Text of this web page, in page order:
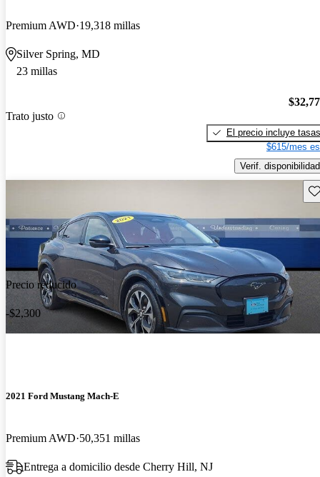
Premium AWD 19,318 millas
Silver Spring, MD
23 millas
Trato justo
El precio incluye tasas
$615/mes
Verif. disponibilidad
Precio reducido
-$2,300
2021 Ford Mustang Mach-E
Premium AWD 50,351 millas
Entrega a domicilio desde Cherry Hill, NJ